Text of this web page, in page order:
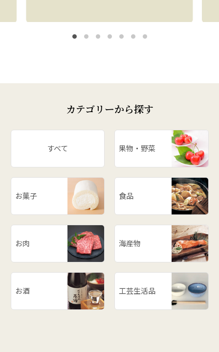
カテゴリーから探す
すべて 果物・野菜
お菓子 食品
お肉 海産物
お酒 工芸生活品